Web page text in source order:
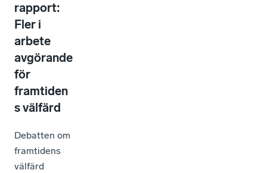
rapport:
Fler i
arbete
avgörande
för
framtiden
s välfärd
Debatten om
framtidens
välfärd